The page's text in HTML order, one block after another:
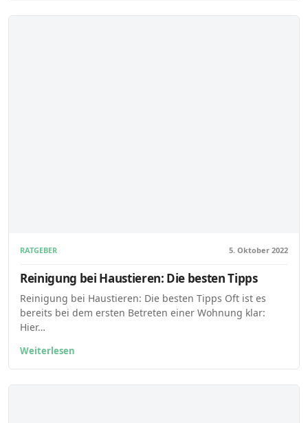
RATGEBER 5. Oktober 2022
Reinigung bei Haustieren: Die besten Tipps
Reinigung bei Haustieren: Die besten Tipps Oft ist es
bereits bei dem ersten Betreten einer Wohnung klar:
Hier…
Weiterlesen